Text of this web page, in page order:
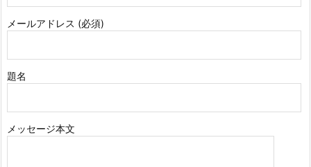
メールアドレス (必須)
題名
メッセージ本文